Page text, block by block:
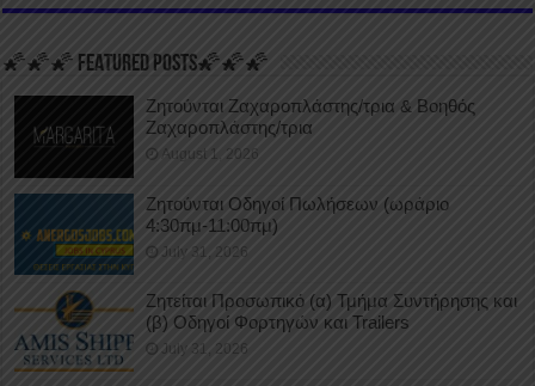
🌠🌠🌠 FEATURED POSTS🌠🌠🌠
Ζητούνται Ζαχαροπλάστης/τρια & Βοηθός
Ζαχαροπλάστης/τρια
August 1, 2026
Ζητούνται Οδηγοί Πωλήσεων (ωράριο
4:30πμ-11:00πμ)
July 31, 2026
Ζητείται Προσωπικό (α) Τμήμα Συντήρησης και
(β) Οδηγοί Φορτηγών και Trailers
July 31, 2026